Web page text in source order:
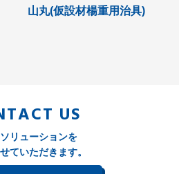
山丸(仮設材楊重用治具)
US
リューションを
ていただきます。